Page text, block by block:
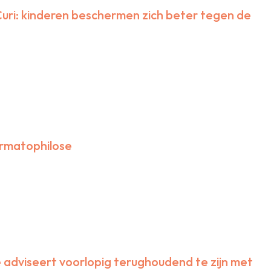
kinderen beschermen zich beter tegen de
adviseert voorlopig terughoudend te zijn met